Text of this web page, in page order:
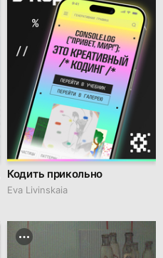
Кодить прикольно
Eva Livinskaia